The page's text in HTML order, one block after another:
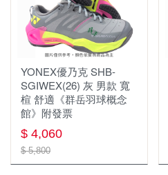
YONEX優乃克 SHB-
SGIWEX(26) 灰 男款 寬
楦 舒適《群岳羽球概念
館》附發票
$ 4,060
$ 5,800